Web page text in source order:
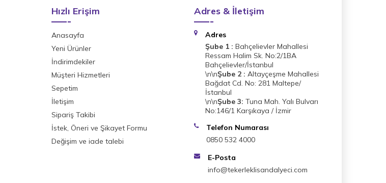
Hızlı Erişim
Anasayfa
Yeni Ürünler
İndirimdekiler
Müşteri Hizmetleri
Sepetim
İletişim
Sipariş Takibi
İstek, Öneri ve Şikayet Formu
Değişim ve iade talebi
Adres & İletişim
Adres
Şube 1 : Bahçelievler Mahallesi
Ressam Halim Sk. No:2/1BA
Bahçelievler/İstanbul
\n\nŞube 2 : Altayçeşme Mahallesi
Bağdat Cd. No: 281 Maltepe/
İstanbul
\n\nŞube 3: Tuna Mah. Yalı Bulvarı
No:146/1 Karşıkaya / İzmir
Telefon Numarası
0850 532 4000
E-Posta
info@tekerleklisandalyeci.com